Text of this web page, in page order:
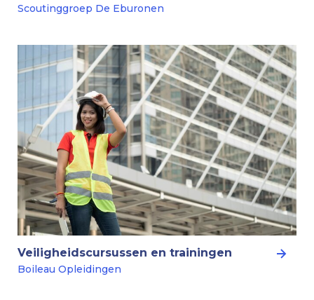
Scoutinggroep De Eburonen
Veiligheidscursussen en trainingen
Boileau Opleidingen